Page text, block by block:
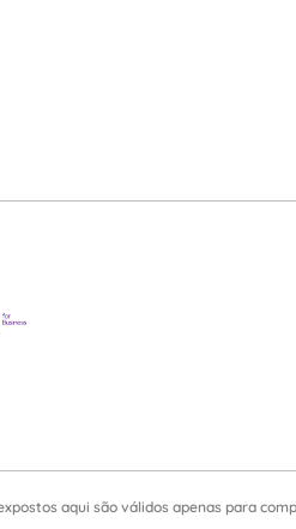
aqui são válidos apenas para